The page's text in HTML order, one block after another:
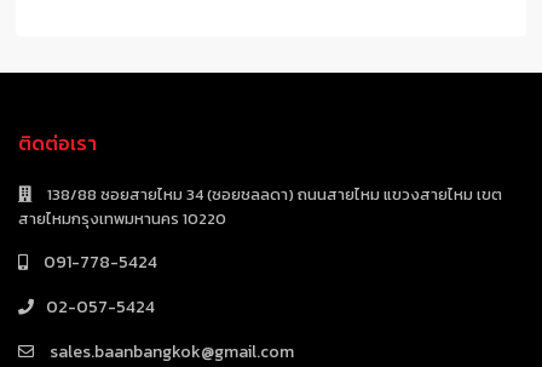
ติดต่อเรา
138/88 ซอยสายไหม 34 (ซอยชลลดา) ถนนสายไหม แขวงสายไหม เขต
สายไหมกรุงเทพมหานคร 10220
091-778-5424
02-057-5424
sales.baanbangkok@gmail.com